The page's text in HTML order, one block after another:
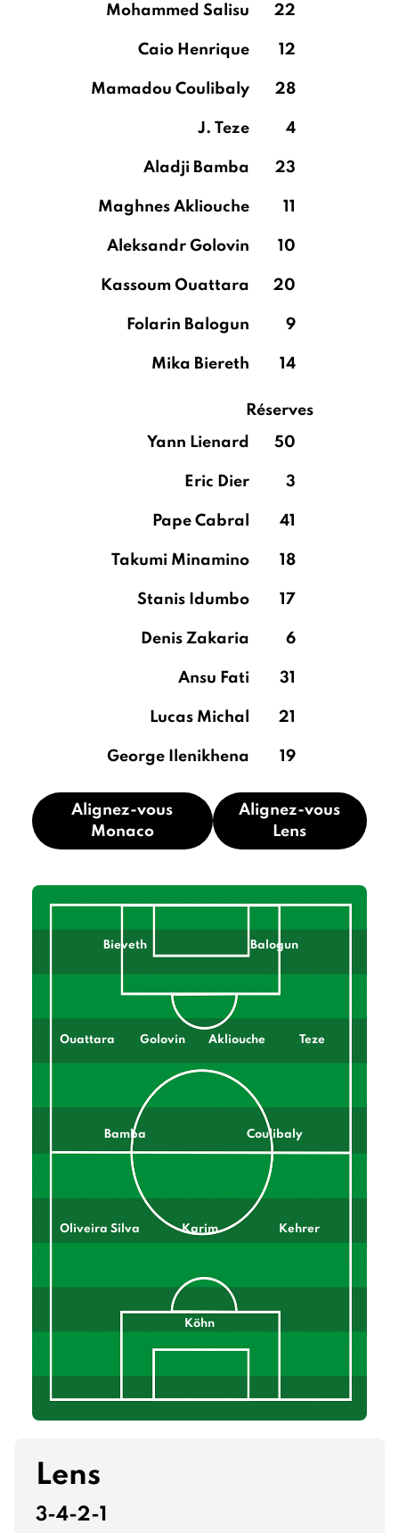
Mohammed Salisu 22
Caio Henrique 12
Mamadou Coulibaly 28
J. Teze 4
Aladji Bamba 23
Maghnes Akliouche 11
Aleksandr Golovin 10
Kassoum Ouattara 20
Folarin Balogun 9
Mika Biereth 14
Réserves
Yann Lienard
50
Eric Dier 3
Pape Cabral 41
Takumi Minamino 18
Stanis Idumbo 17
Denis Zakaria 6
Ansu Fati 31
Lucas Michal 21
George Ilenikhena 19
Alignez-vous
Monaco
Alignez-vous
Lens
Bieveth Balogun
Ouattara Golovin Akliouche Teze
Bamba Coulibaly
Oliveira Silva Karim Kehrer
Köhn
Lens
3-4-2-1